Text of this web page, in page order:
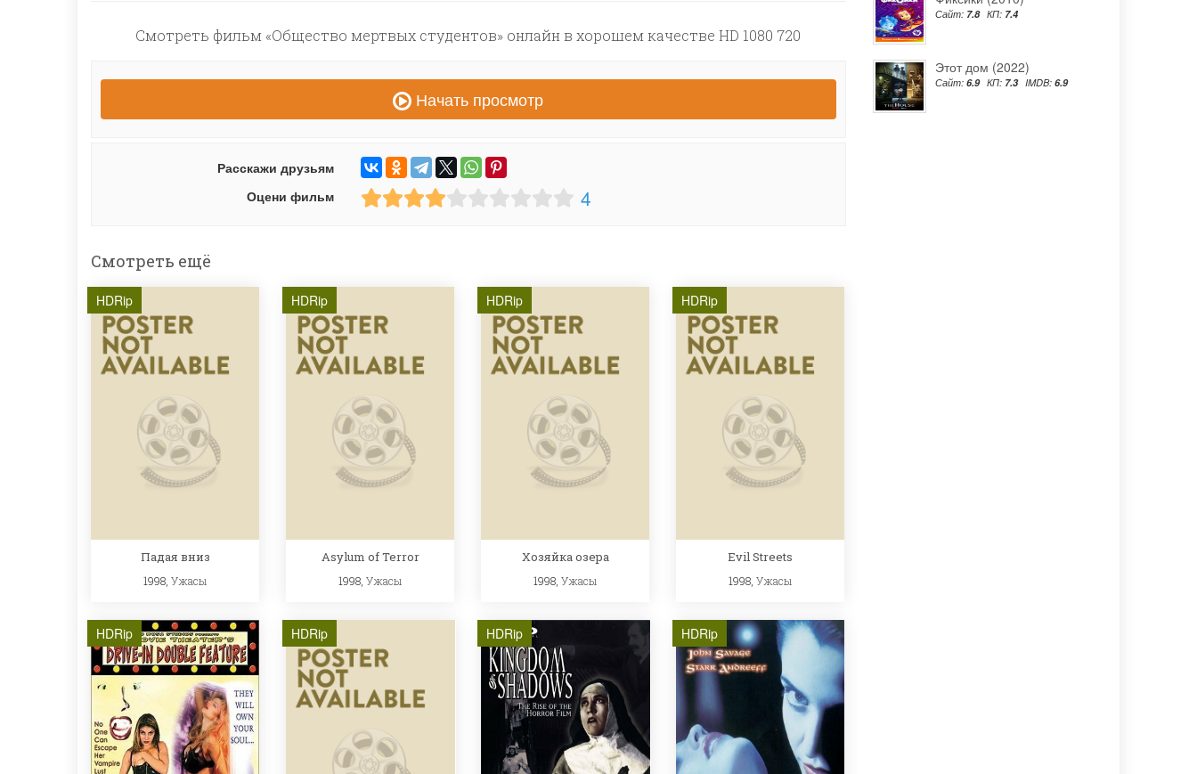
Смотреть фильм «Общество мертвых студентов» онлайн в хорошем качестве HD 1080 720
Начать просмотр
Расскажи друзьям
Оцени фильм
4
Смотреть ещё
HDRip
Падая вниз
1998, Ужасы
HDRip
Asylum of Terror
1998, Ужасы
HDRip
Хозяйка озера
1998, Ужасы
HDRip
Evil Streets
1998, Ужасы
HDRip HDRip HDRip HDRip
Сайт: 7.8 КП: 7.4
Этот дом (2022)
Сайт: 6.9 КП: 7.3 IMDB: 6.9